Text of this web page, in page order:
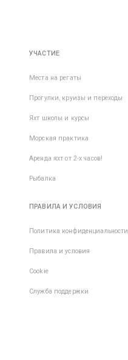
УЧАСТИЕ
Места на регаты
Прогулки, круизы и переходы
Яхт школы и курсы
Морская практика
Аренда яхт от 2-х часов!
Рыбалка
ПРАВИЛА И УСЛОВИЯ
Политика конфиденциальности
Правила и условия
Cookie
Служба поддержки